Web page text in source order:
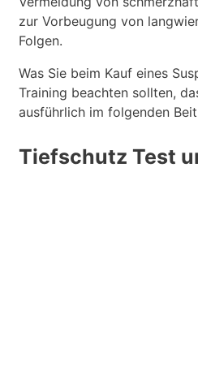
zur Vorbeugung von
Folgen.
Was Sie beim Kauf eines
Training beachten sollten,
ausführlich im folgenden
Tiefschutz Test